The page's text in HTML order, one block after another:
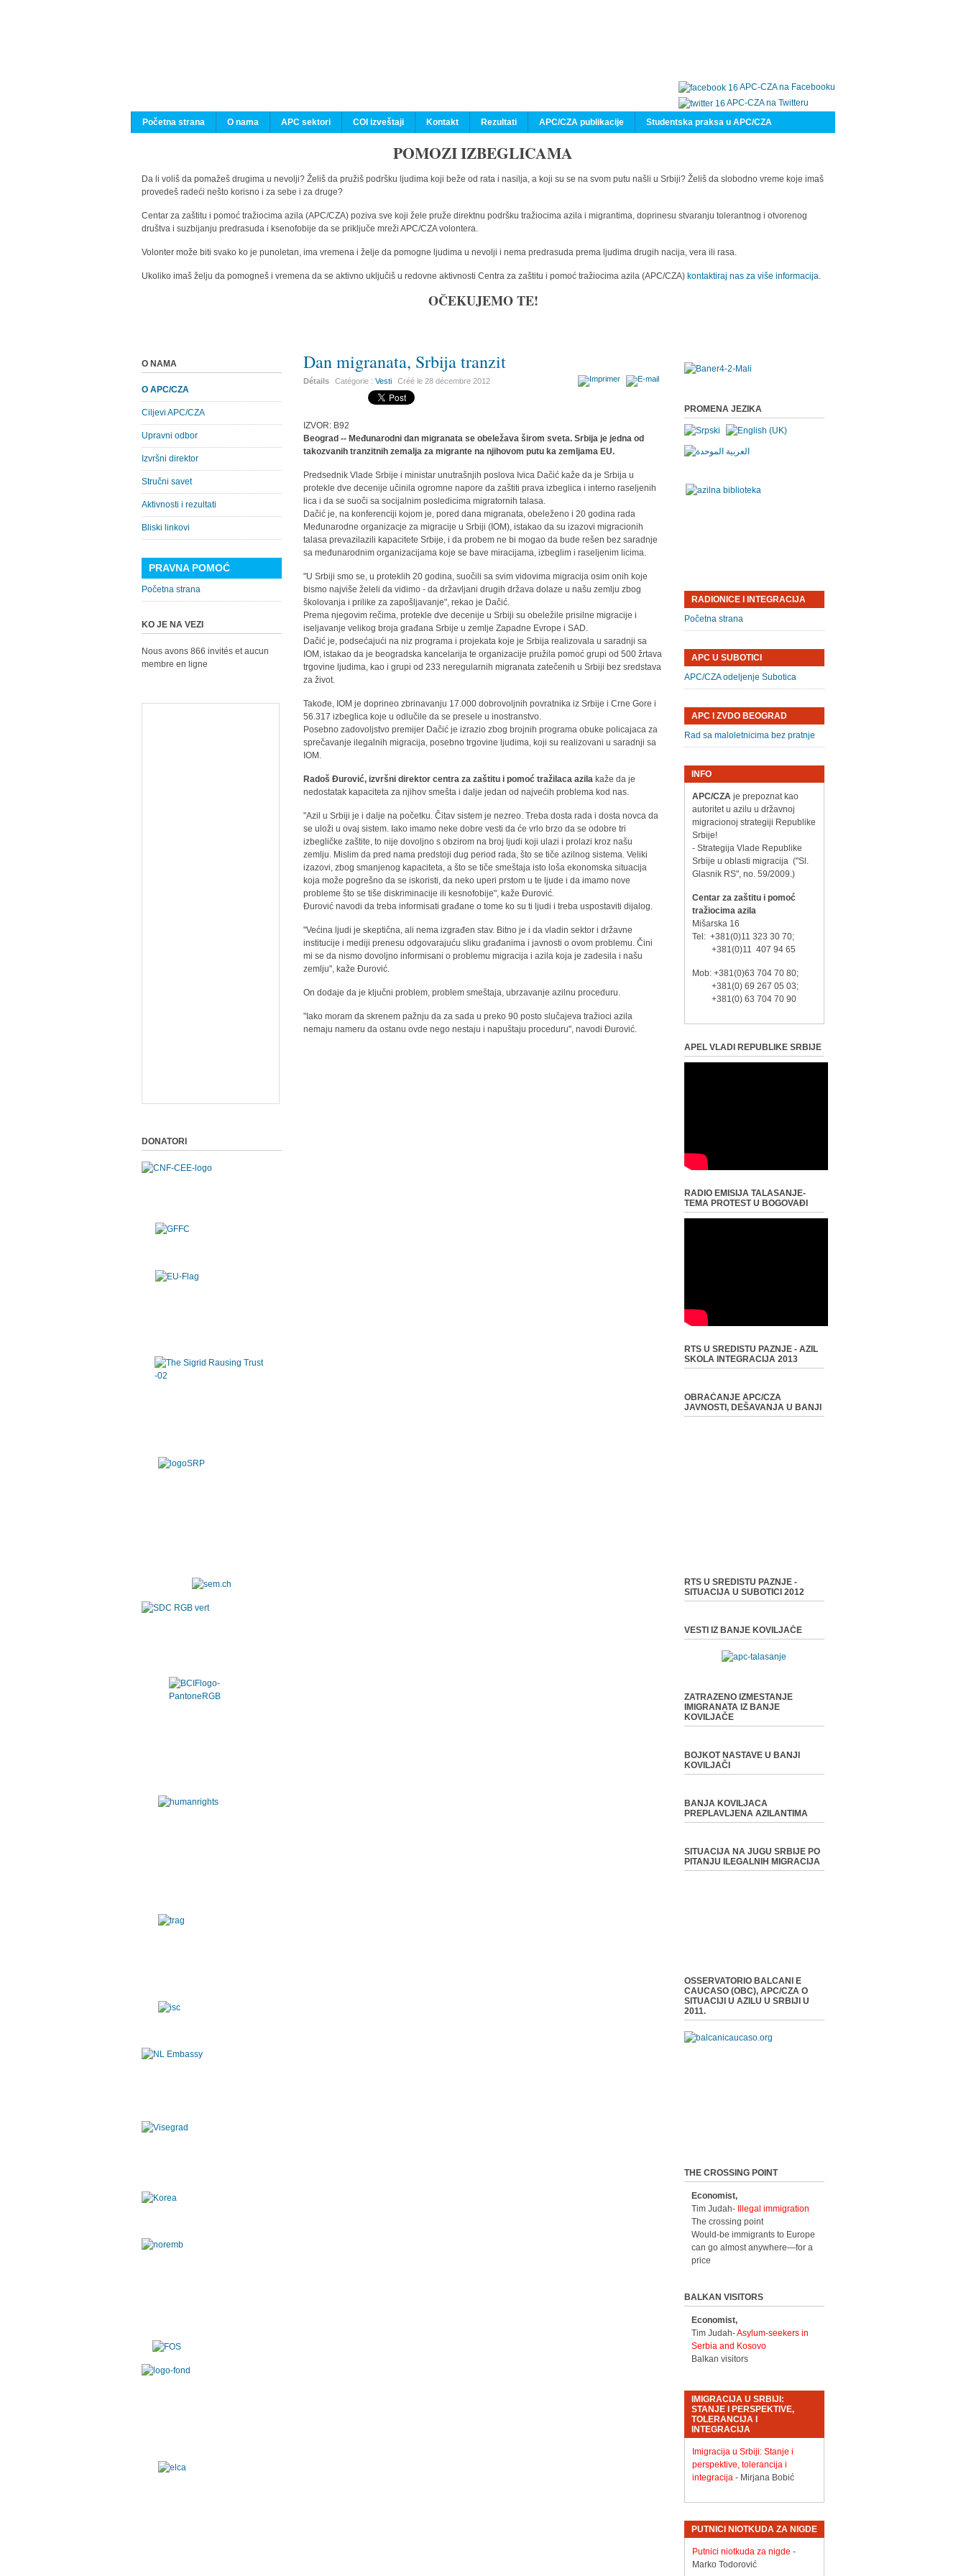
APC-CZA na Facebooku
APC-CZA na Twitteru
Početna strana
O nama APC sektori COI izveštaji Kontakt Rezultati APC/CZA publikacije Studentska praksa u APC/CZA
POMOZI IZBEGLICAMA
Da li voliš da pomažeš drugima u nevolji? Želiš da pružiš podršku ljudima koji beže od rata i nasilja, a koji su se na svom putu našli u Srbiji? Želiš da slobodno vreme koje imaš
provedeš radeći nešto korisno i za sebe i za druge?
Centar za zaštitu i pomoć tražiocima azila (APC/CZA) poziva sve koji žele pruže direktnu podršku tražiocima azila i migrantima, doprinesu stvaranju tolerantnog i otvorenog
društva i suzbijanju predrasuda i ksenofobije da se priključe mreži APC/CZA volontera.
Volonter može biti svako ko je punoletan, ima vremena i želje da pomogne ljudima u nevolji i nema predrasuda prema ljudima drugih nacija, vera ili rasa.
Ukoliko imaš želju da pomogneš i vremena da se aktivno uključiš u redovne aktivnosti Centra za zaštitu i pomoć tražiocima azila (APC/CZA) kontaktiraj nas za više informacija.
OČEKUJEMO TE!
Dan migranata, Srbija tranzit
Détails Catégorie :Vesti Créé le28 décembre 2012
IZVOR: B92
Beograd -- Međunarodni dan migranata se obeležava širom sveta. Srbija je jedna od
takozvanih tranzitnih zemalja za migrante na njihovom putu ka zemljama EU.
Predsednik Vlade Srbije i ministar unutrašnjih poslova Ivica Dačić kaže da je Srbija u
protekle dve decenije učinila ogromne napore da zaštiti prava izbeglica i interno raseljenih
lica i da se suoči sa socijalnim posledicima migratornih talasa.
Dačić je, na konferenciji kojom je, pored dana migranata, obeleženo i 20 godina rada
Međunarodne organizacje za migracije u Srbiji (IOM), istakao da su izazovi migracionih
talasa prevazilazili kapacitete Srbije, i da probem ne bi mogao da bude rešen bez saradnje
sa međunarodnim organizacijama koje se bave miracijama, izbeglim i raseljenim licima.
"U Srbiji smo se, u proteklih 20 godina, suočili sa svim vidovima migracija osim onih koje
bismo najviše želeli da vidimo - da državljani drugih država dolaze u našu zemlju zbog
školovanja i prilike za zapošljavanje", rekao je Dačić.
Prema njegovim rečima, protekle dve decenije u Srbiji su obeležile prisilne migracije i
iseljavanje velikog broja građana Srbije u zemlje Zapadne Evrope i SAD.
Dačić je, podsećajući na niz programa i projekata koje je Srbija realizovala u saradnji sa
IOM, istakao da je beogradska kancelarija te organizacije pružila pomoć grupi od 500 žrtava
trgovine ljudima, kao i grupi od 233 neregularnih migranata zatečenih u Srbiji bez sredstava
za život.
Takođe, IOM je doprineo zbrinavanju 17.000 dobrovoljnih povratnika iz Srbije i Crne Gore i
56.317 izbeglica koje u odlučile da se presele u inostranstvo.
Posebno zadovoljstvo premijer Dačić je izrazio zbog brojnih programa obuke policajaca za
sprečavanje ilegalnih migracija, posebno trgovine ljudima, koji su realizovani u saradnji sa
IOM.
Radoš Đurović, izvršni direktor centra za zaštitu i pomoć tražilaca azila kaže da je
nedostatak kapaciteta za njihov smešta i dalje jedan od najvećih problema kod nas.
"Azil u Srbiji je i dalje na početku. Čitav sistem je nezreo. Treba dosta rada i dosta novca da
se uloži u ovaj sistem. Iako imamo neke dobre vesti da će vrlo brzo da se odobre tri
izbegličke zaštite, to nije dovoljno s obzirom na broj ljudi koji ulazi i prolazi kroz našu
zemlju. Mislim da pred nama predstoji dug period rada, što se tiče azilnog sistema. Veliki
izazovi, zbog smanjenog kapaciteta, a što se tiče smeštaja isto loša ekonomska situacija
koja može pogrešno da se iskoristi, da neko uperi prstom u te ljude i da imamo nove
probleme što se tiše diskriminacije ili kesnofobije", kaže Đurović.
Đurović navodi da treba informisati građane o tome ko su ti ljudi i treba uspostaviti dijalog.
"Većina ljudi je skeptična, ali nema izgrađen stav. Bitno je i da vladin sektor i državne
institucije i mediji prenesu odgovarajuću sliku građanima i javnosti o ovom problemu. Čini
mi se da nismo dovoljno informisani o problemu migracija i azila koja je zadesila i našu
zemlju", kaže Đurović.
On dodaje da je ključni problem, problem smeštaja, ubrzavanje azilnu proceduru.
"Iako moram da skrenem pažnju da za sada u preko 90 posto slučajeva tražioci azila
nemaju nameru da ostanu ovde nego nestaju i napuštaju proceduru", navodi Đurović.
O NAMA
O APC/CZA
Ciljevi APC/CZA
Upravni odbor
Izvršni direktor
Stručni savet
Aktivnosti i rezultati
Bliski linkovi
PRAVNA POMOĆ
Početna strana
KO JE NA VEZI
Nous avons 866 invités et aucun
membre en ligne
DONATORI
PROMENA JEZIKA
RADIONICE I INTEGRACIJA
Početna strana
APC U SUBOTICI
APC/CZA odeljenje Subotica
APC I ZVDO BEOGRAD
Rad sa maloletnicima bez pratnje
INFO
APC/CZAje prepoznat kao
autoritet u azilu u državnoj
migracionoj strategiji Republike
Srbije!
- Strategija Vlade Republike
Srbije u oblasti migracija ("Sl.
Glasnik RS", no. 59/2009.)
Centar za zaštitu i pomoć
tražiocima azila
Mišarska 16
Tel: +381(0)11 323 30 70;
+381(0)11 407 94 65
Mob: +381(0)63 704 70 80;
+381(0) 69 267 05 03;
+381(0) 63 704 70 90
APEL VLADI REPUBLIKE SRBIJE
RADIO EMISIJA TALASANJE-
TEMA PROTEST U BOGOVAĐI
RTS U SREDISTU PAZNJE - AZIL
SKOLA INTEGRACIJA 2013
OBRAĆANJE APC/CZA
JAVNOSTI, DEŠAVANJA U BANJI
RTS U SREDISTU PAZNJE -
SITUACIJA U SUBOTICI 2012
VESTI IZ BANJE KOVILJAČE
ZATRAZENO IZMESTANJE
IMIGRANATA IZ BANJE
KOVILJAČE
BOJKOT NASTAVE U BANJI
KOVILJAČI
BANJA KOVILJACA
PREPLAVLJENA AZILANTIMA
SITUACIJA NA JUGU SRBIJE PO
PITANJU ILEGALNIH MIGRACIJA
OSSERVATORIO BALCANI E
CAUCASO (OBC), APC/CZA O
SITUACIJI U AZILU U SRBIJI U
2011.
THE CROSSING POINT
Economist,
Tim Judah-
Illegal immigration
The crossing point
Would-be immigrants to Europe
can go almost anywhere—for a
price
BALKAN VISITORS
Economist,
Tim Judah-Asylum-seekers in
Serbia and Kosovo
Balkan visitors
IMIGRACIJA U SRBIJI:
STANJE I PERSPEKTIVE,
TOLERANCIJA I
INTEGRACIJA
Imigracija u Srbiji: Stanje i
perspektive, tolerancija i
integracija- Mirjana Bobić
PUTNICI NIOTKUDA ZA NIGDE
Putnici niotkuda za nigde -
Marko Todorović